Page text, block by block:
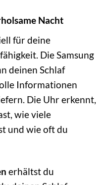
Nacht
für deine
Die Samsung
deinen Schlaf
Informationen
Die Uhr erkennt,
wie viele
und wie oft du
erhältst du